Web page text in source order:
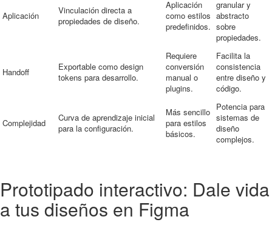
Aplicación
Vinculación directa a
propiedades de diseño.
Aplicación
como estilos
predefinidos.
granular y
abstracto
sobre
propiedades.
Handoff
Exportable como design
tokens para desarrollo.
Requiere
conversión
manual o
plugins.
Facilita la
consistencia
entre diseño y
código.
Complejidad
Curva de aprendizaje inicial
para la configuración.
Más sencillo
para estilos
básicos.
Potencia para
sistemas de
diseño
complejos.
Prototipado interactivo: Dale vida
a tus diseños en Figma